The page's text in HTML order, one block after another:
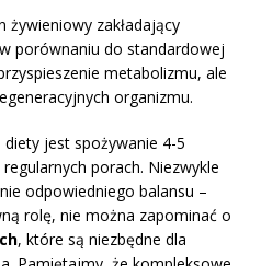
żywieniowy zakładający
porównaniu do standardowej
metabolizmu, ale
organizmu.
jest spożywanie 4-5
porach. Niezwykle
odpowiedniego balansu –
rolę, nie można zapominać o
, które są niezbędne dla